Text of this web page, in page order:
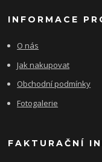
INFORMACE
O nás
Jak nakupovat
Obchodní podmínky
Fotogalerie
FAKTURAČNÍ